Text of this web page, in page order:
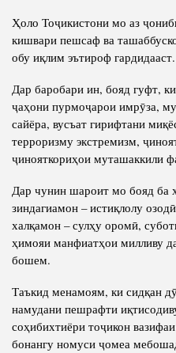
Ҳоло Тоҷикистони мо аз
кишвари пешсаф ва
обу иқлим эътироф гардидааст.
Дар баробари ин, бояд гуфт,
ҷаҳони пурмоҷарои имрӯза,
сайёра, вусъат гирифтани
терроризму экстремизм,
ҷинояткориҳои муташаккили
Дар чунин шароит мо бояд ба
зиндагиамон – истиқлолу
халқамон – сулҳу оромӣ,
ҳимояи манфиатҳои милливу
бошем.
Таъкид менамоям, ки сидқан
намудани пешрафти
соҳибихтиёри тоҷикон
бонангу номуси ҷомеа